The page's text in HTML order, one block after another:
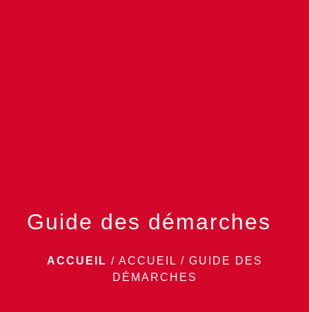
Guide des démarches
ACCUEIL / ACCUEIL / GUIDE DES
DÉMARCHES